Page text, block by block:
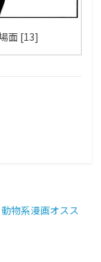
面 [13]
物系漫画オスス